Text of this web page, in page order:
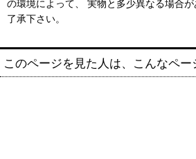
の環境によって、 実物と多少異なる場合
了承下さい。
このページを見た人は、こんなペー